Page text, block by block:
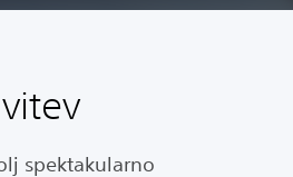
spektakularno